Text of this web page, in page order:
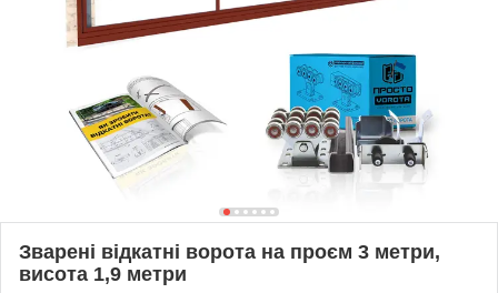
Зварені відкатні ворота на проєм 3 метри,
висота 1,9 метри